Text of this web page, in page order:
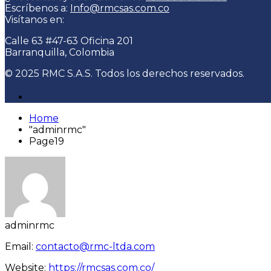
Escríbenos a: Info@rmcsas.com.co
Visítanos en:
Calle 63 #47-63 Oficina 201
Barranquilla, Colombia
© 2025 RMC S.A.S. Todos los derechos reservados.
Home
"adminrmc"
Page19
adminrmc
Email: contacto@rmc-ltda.com
Website: https://rmcsas.com.co/